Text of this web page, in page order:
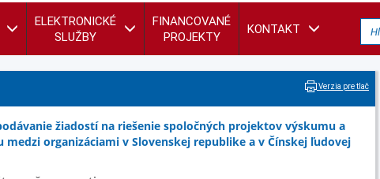
ELEKTRONICKÉ
SLUŽBY
FINANCOVANÉ
PROJEKTY
KONTAKT
Verzia pre tlač
žiadostí na riešenie spoločných projektov výskumu a
organizáciami v Slovenskej republike a v Čínskej ľudovej